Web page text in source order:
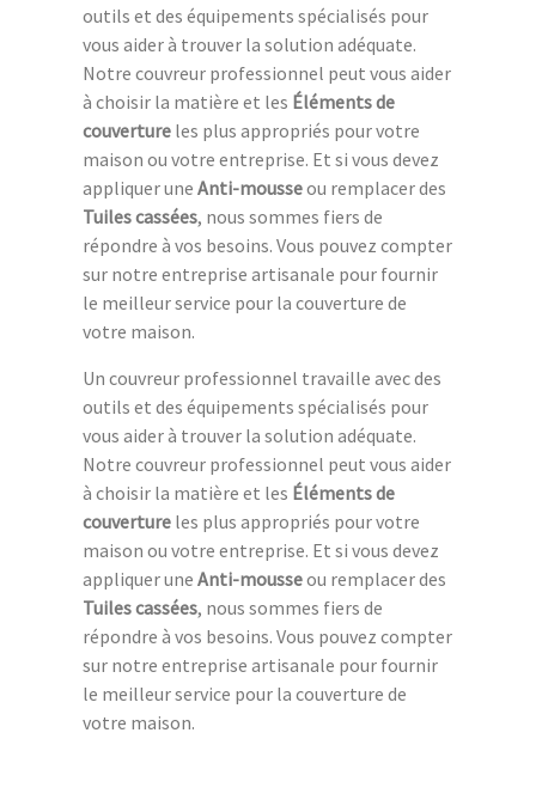
outils et des équipements spécialisés pour
vous aider à trouver la solution adéquate.
Notre couvreur professionnel peut vous aider
à choisir la matière et les Éléments de
couverture les plus appropriés pour votre
maison ou votre entreprise. Et si vous devez
appliquer une Anti-mousseou remplacer des
Tuiles cassées, nous sommes fiers de
répondre à vos besoins. Vous pouvez compter
sur notre entreprise artisanale pour fournir
le meilleur service pour la couverture de
votre maison.
Un couvreur professionnel travaille avec des
outils et des équipements spécialisés pour
vous aider à trouver la solution adéquate.
Notre couvreur professionnel peut vous aider
à choisir la matière et les Éléments de
couverture les plus appropriés pour votre
maison ou votre entreprise. Et si vous devez
appliquer une Anti-mousseou remplacer des
Tuiles cassées, nous sommes fiers de
répondre à vos besoins. Vous pouvez compter
sur notre entreprise artisanale pour fournir
le meilleur service pour la couverture de
votre maison.